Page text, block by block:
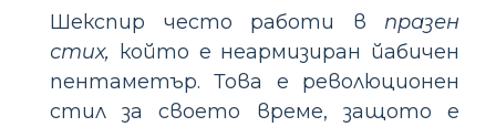
Шекспир често работи в празен
стих, който е неармизиран йабичен
пентаметър. Това е революционен
стил за своето време, защото е